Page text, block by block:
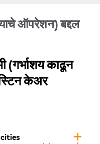
ऑपरेशन) बद्दल
(गर्भाशय काढून
केअर
एक आहे आणि ती
रुग्णालयांशी